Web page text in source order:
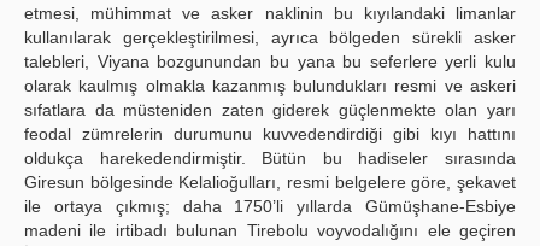
etmesi, mühimmat ve asker naklinin bu kıyılandaki limanlar
kullanılarak gerçekleştirilmesi, ayrıca bölgeden sürekli asker
talebleri, Viyana bozgunundan bu yana bu seferlere yerli kulu
olarak kaulmış olmakla kazanmış bulundukları resmi ve askeri
sıfatlara da müsteniden zaten giderek güçlenmekte olan yarı
feodal zümrelerin durumunu kuvvedendirdiği gibi kıyı hattını
oldukça harekedendirmiştir. Bütün bu hadiseler sırasında
Giresun bölgesinde Kelalioğulları, resmi belgelere göre, şekavet
ile ortaya çıkmış; daha 1750’li yıllarda Gümüşhane-Esbiye
madeni ile irtibadı bulunan Tirebolu voyvodalığını ele geçiren